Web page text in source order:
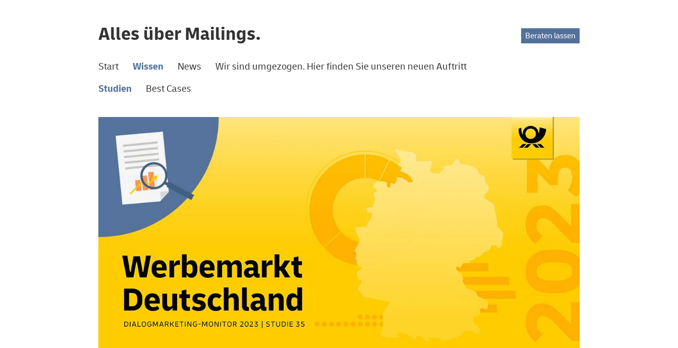
Alles über Mailings. Beraten lassen
Start Wissen News
Wir sind umgezogen. Hier finden Sie unseren neuen Auftritt
Studien
Best Cases